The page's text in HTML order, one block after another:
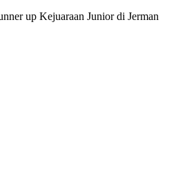
up Kejuaraan Junior di Jerman